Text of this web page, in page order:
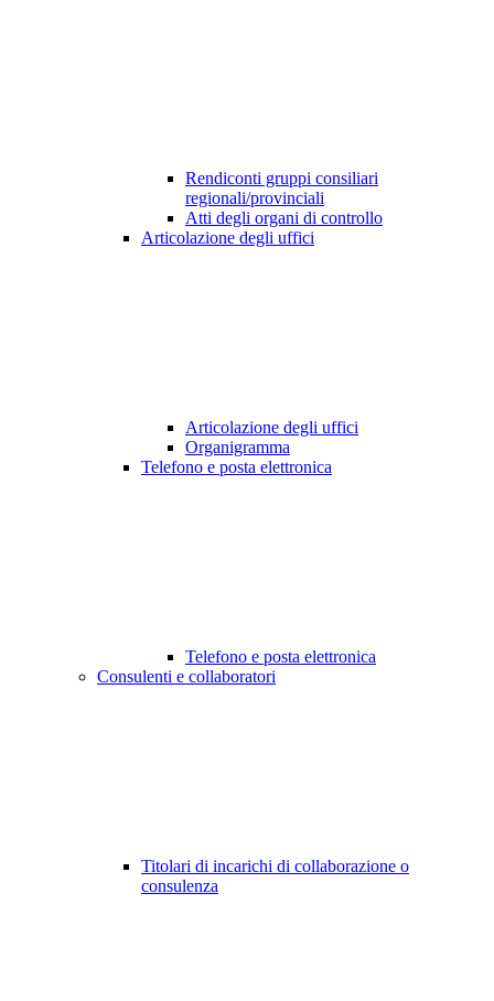
Rendiconti gruppi consiliari
regionali/provinciali
Atti degli organi di controllo
Articolazione degli uffici
Articolazione degli uffici
Organigramma
Telefono e posta elettronica
Telefono e posta elettronica
Consulenti e collaboratori
Titolari di incarichi di collaborazione o
consulenza